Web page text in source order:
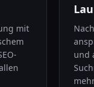
mit
und